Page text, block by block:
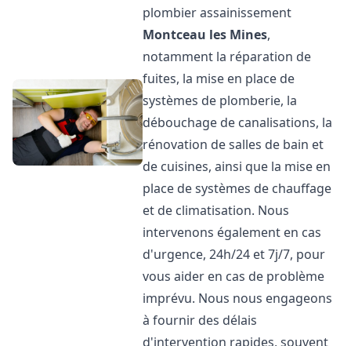
plombier assainissement
Montceau les Mines,
notamment la réparation de
fuites, la mise en place de
systèmes de plomberie, la
débouchage de canalisations, la
rénovation de salles de bain et
de cuisines, ainsi que la mise en
place de systèmes de chauffage
et de climatisation. Nous
intervenons également en cas
d'urgence, 24h/24 et 7j/7, pour
vous aider en cas de problème
imprévu. Nous nous engageons
à fournir des délais
d'intervention rapides, souvent